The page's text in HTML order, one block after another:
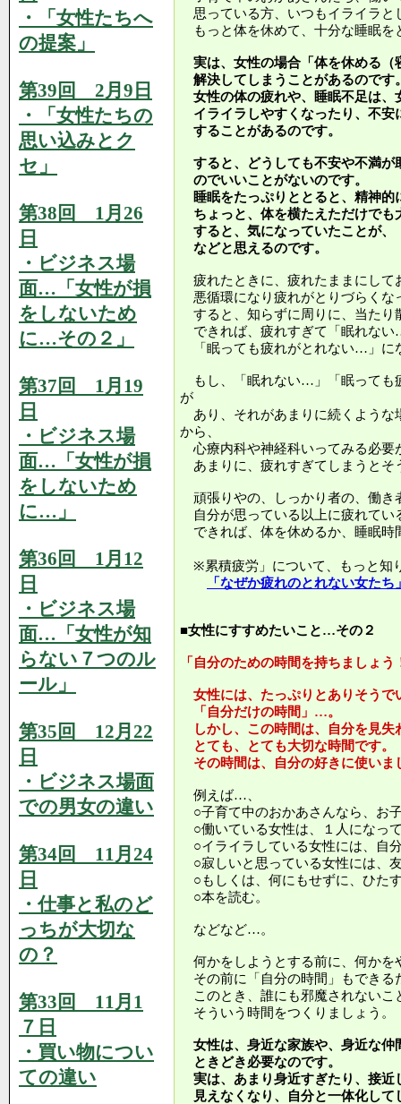
・「女性たちへ
の提案」
第39回 2月9日
・「女性たちの
思い込みとク
セ」
第38回 1月26
日
・ビジネス場
面…「女性が損
をしないため
に…その２」
第37回 1月19
日
・ビジネス場
面…「女性が損
をしないため
に…」
第36回 1月12
日
・ビジネス場
面…「女性が知
らない７つのル
ール」
第35回 12月22
日
・ビジネス場面
での男女の違い
第34回 11月24
日
・仕事と私のど
っちが大切な
の？
第33回 11月1
７日
・買い物につい
ての違い
思っている方、いつもイライラと
もっと体を休めて、十分な睡眠を
実は、女性の場合「体を休める（
解決してしまうことがあるのです
女性の体の疲れや、睡眠不足は、
イライラしやすくなったり、不安
することがあるのです。
すると、どうしても不安や不満が
のでいいことがないのです。
睡眠をたっぷりととると、精神的
ちょっと、体を横たえただけでも
すると、気になっていたことが、
などと思えるのです。
疲れたときに、疲れたままにして
悪循環になり疲れがとりづらくな
すると、知らずに周りに、当たり
できれば、疲れすぎて「眠れな
「眠っても疲れがとれない…」に
もし、「眠れない…」「眠っても
が
あり、それがあまりに続くような
から、
心療内科や神経科いってみる必要
あまりに、疲れすぎてしまうとそ
頑張りやの、しっかり者の、働き
自分が思っている以上に疲れてい
できれば、体を休めるか、睡眠時
※累積疲労」について、もっと知
「なぜか疲れのとれない女たち
■女性にすすめたいこと…その２
「自分のための時間を持ちましょう
女性には、たっぷりとありそうで
「自分だけの時間」…。
しかし、この時間は、自分を見失
とても、とても大切な時間です。
その時間は、自分の好きに使いま
例えば…、
○子育て中のおかあさんなら、お
○働いている女性は、１人になっ
○イライラしている女性には、自
○寂しいと思っている女性には、
○もしくは、何にもせずに、ひた
○本を読む。
などなど…。
何かをしようとする前に、何か
その前に「自分の時間」もできる
このとき、誰にも邪魔されないこ
そういう時間をつくりましょう。
女性は、身近な家族や、身近な仲
ときどき必要なのです。
実は、あまり身近すぎたり、接近
見えなくなり、自分と一体化して